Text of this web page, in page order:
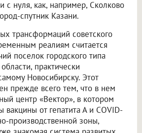
с нуля, как, например, Сколково
спутник Казани.
трансформаций советского
реалиям считается
поселок городского типа
практически
Новосибирску. Этот
прежде всего тем, что в нем
центр «Вектор», в котором
вакцины от гепатита А и COVID-
производственной зоны,